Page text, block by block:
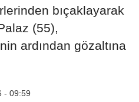
bıçaklayarak
(55),
ardından gözaltına
- 09:59